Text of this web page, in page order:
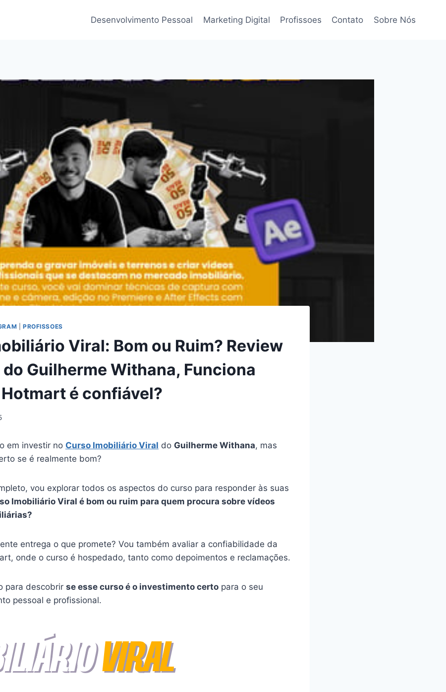
Desenvolvimento Pessoal Marketing Digital Profissoes Contato Sobre Nós
PROFISSOES
Viral: Bom ou Ruim? Review
Guilherme Withana, Funciona
é confiável?
em investir no Curso Imobiliário Viral do Guilherme Withana, mas
se é realmente bom?
vou explorar todos os aspectos do curso para responder às suas
Imobiliário Viral é bom ou ruim para quem procura sobre vídeos
entrega o que promete? Vou também avaliar a confiabilidade da
onde o curso é hospedado, tanto como depoimentos e reclamações.
para descobrir se esse curso é o investimento certo para o seu
pessoal e profissional.